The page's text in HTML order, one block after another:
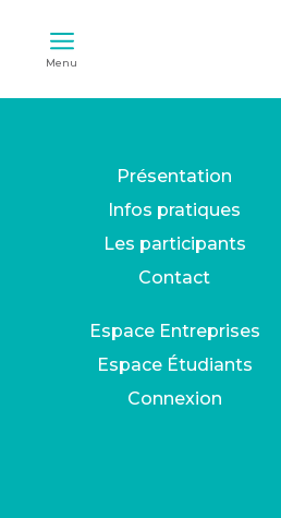
Menu
Présentation
Infos pratiques
Les participants
Contact
Espace Entreprises
Espace Étudiants
Connexion